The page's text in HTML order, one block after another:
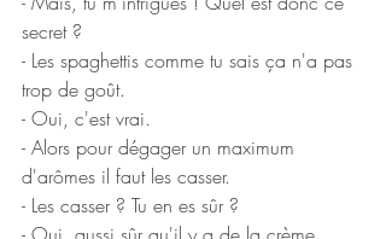
secret ?
- Les spaghettis comme tu sais ça n'a pas
trop de goût.
- Oui, c'est vrai.
- Alors pour dégager un maximum
d'arômes il faut les casser.
- Les casser ? Tu en es sûr ?